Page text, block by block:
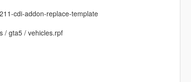
cdi-addon-replace-template
/ gta5 / vehicles.rpf